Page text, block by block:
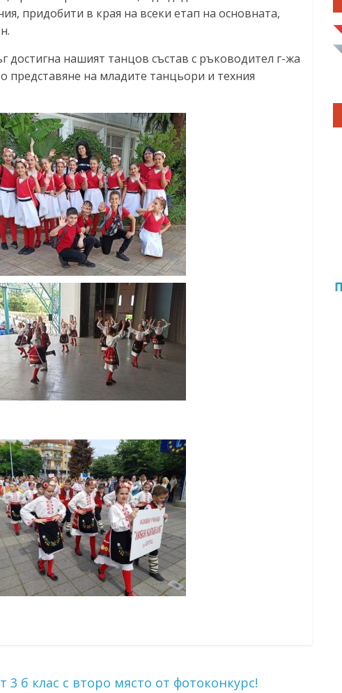
придобити в края на всеки етап на основната,
достигна нашият танцов състав с ръководител г-жа
представяне на младите танцьори и техния
б клас с второ място от фотоконкурс!